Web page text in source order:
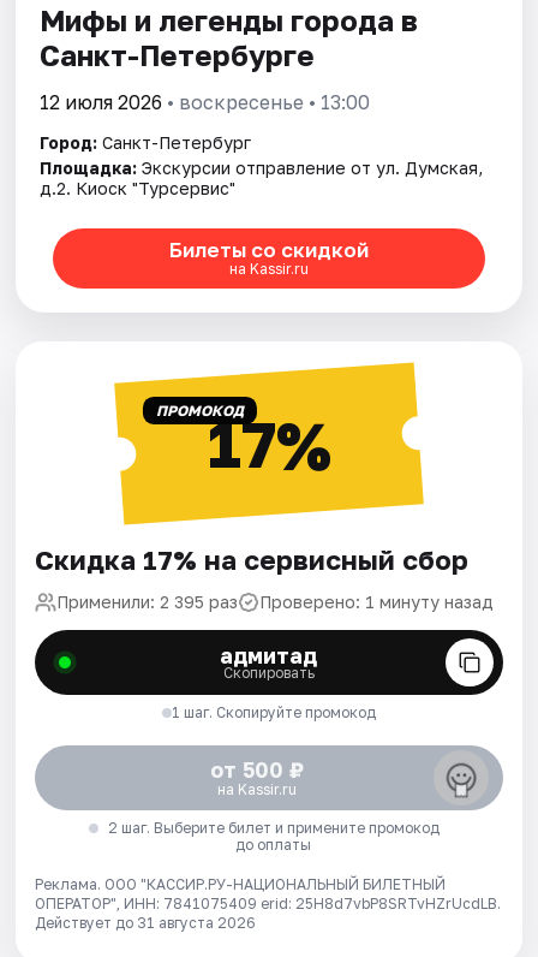
Мифы и легенды города в
Санкт-Петербурге
12 июля 2026 • воскресенье • 13:00
Город: Санкт-Петербург
Площадка: Экскурсии отправление от ул. Думская,
д.2. Киоск "Турсервис"
Билеты со скидкой
на Kassir.ru
ПРОМОКОД17%
Скидка 17% на сервисный сбор
Применили: 2 395 раз Проверено: 1 минуту назад
адмитад
Скопировать
1 шаг. Скопируйте промокод
от 500 ₽
на Kassir.ru
2 шаг. Выберите билет и примените промокод
до оплаты
Реклама. ООО "КАССИР.РУ-НАЦИОНАЛЬНЫЙ БИЛЕТНЫЙ
ОПЕРАТОР", ИНН: 7841075409 erid: 25H8d7vbP8SRTvHZrUcdLB.
Действует до 31 августа 2026